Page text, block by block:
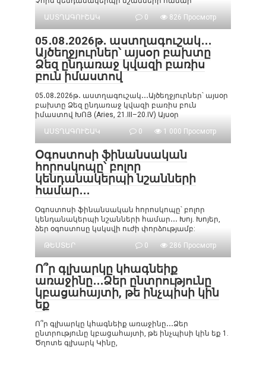
ԱՍՏՂԱԳՈՒՇԱԿ
0 826 Просмотр
05․08․2026թ․ աստղագուշակ․․․
Այծեղջյուրներ՝ այսօր բախտը
Ձեզ ընդառաջ կվազի բառիս
բուն իմաստով
05․08․2026թ․ աստղագուշակ․․․Այծեղջյուրներ՝ այսօր
բախտը Ձեզ ընդառաջ կվազի բառիս բուն
իմաստով ԽՈՅ (Aries, 21.III–20.IV) Այսօր
ԱՍՏՂԱԳՈՒՇԱԿ
0 1 000 Просмотр
Օգոստոսի ֆինանսական
հորոսկոպը՝ բոլոր
կենդանակերպի նշանների
համար․․․
Օգոստոսի ֆինանսական հորոսկոպը՝ բոլոր
կենդանակերպի նշանների համար․․․ Խոյ. Խոյեր,
ձեր օգոստոսը կսկսվի ուժի փորձությամբ:
ԹԵՍՏԵՐ
0 286 Просмотр
Ո՞ր գլխարկը կհագնեիք
առաջինը․․․Ձեր ընտրությունը
կբացահայտի, թե ինչպիսի կին
եք
Ո՞ր գլխարկը կհագնեիք առաջինը․․․Ձեր
ընտրությունը կբացահայտի, թե ինչպիսի կին եք 1.
Ծղոտե գլխարկ Կինը,